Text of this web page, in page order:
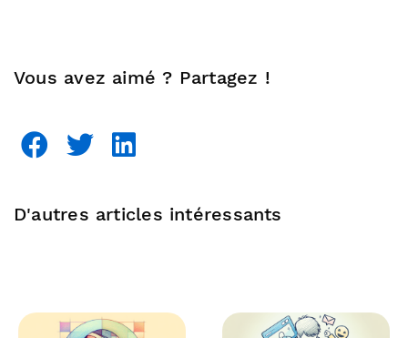
Vous avez aimé ? Partagez !
D'autres articles intéressants